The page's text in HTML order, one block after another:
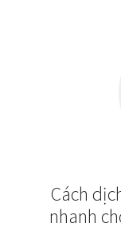
Cách
nhanh